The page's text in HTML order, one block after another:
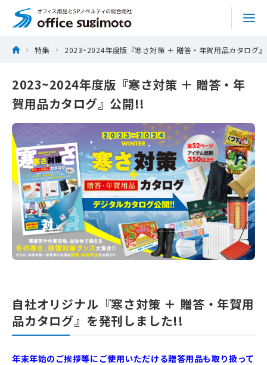
株式会社オフィススギモト
サービス
特集
実績
トピックス
会社情報
24時間365日受付中！
お問い合わせ
ホーム
特集 2023~2024年度版『寒さ対策 ＋ 贈答・年賀用品カタログ
2023~2024年度版『寒さ対策 ＋ 贈答・年
賀用品カタログ』公開!!
自社オリジナル『寒さ対策 ＋ 贈答・年賀用
品カタログ』を発刊しました!!
年末年始のご挨拶等にご使用いただける贈答用品も取り扱って